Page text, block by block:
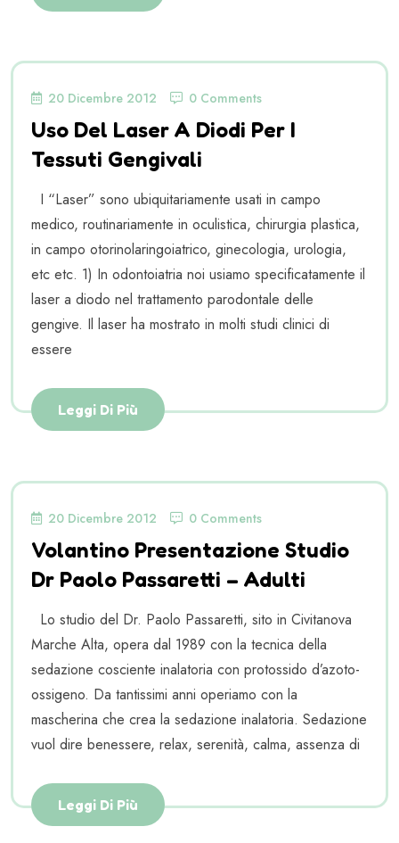
20 Dicembre 2012 0 Comments
Uso Del Laser A Diodi Per I
Tessuti Gengivali
I “Laser” sono ubiquitariamente usati in campo
medico, routinariamente in oculistica, chirurgia plastica,
in campo otorinolaringoiatrico, ginecologia, urologia,
etc etc. 1) In odontoiatria noi usiamo specificatamente il
laser a diodo nel trattamento parodontale delle
gengive. Il laser ha mostrato in molti studi clinici di
essere
Leggi Di Più
20 Dicembre 2012 0 Comments
Volantino Presentazione Studio
Dr Paolo Passaretti – Adulti
Lo studio del Dr. Paolo Passaretti, sito in Civitanova
Marche Alta, opera dal 1989 con la tecnica della
sedazione cosciente inalatoria con protossido d’azoto-
ossigeno. Da tantissimi anni operiamo con la
mascherina che crea la sedazione inalatoria. Sedazione
vuol dire benessere, relax, serenità, calma, assenza di
Leggi Di Più